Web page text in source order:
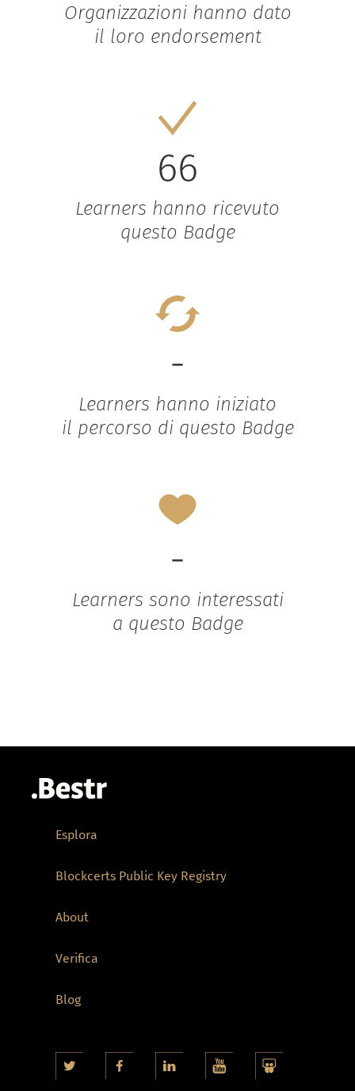
Organizzazioni hanno dato
il loro endorsement
66
Learners hanno ricevuto
questo Badge
-
Learners hanno iniziato
il percorso di questo Badge
-
Learners sono interessati
a questo Badge
Esplora
Blockcerts Public Key Registry
About
Verifica
Blog